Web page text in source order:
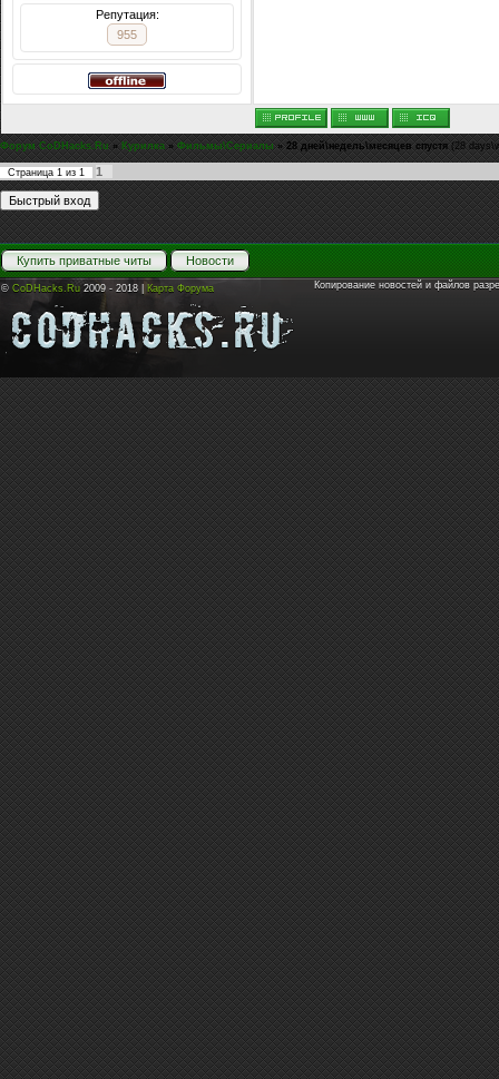
Репутация:
955
Форум CoDHacks.Ru » Курилка » Фильмы\Сериалы » 28 дней\недель\месяцев спустя (28
Страница 1 из 1 1
Купить приватные читы Новости
© CoDHacks.Ru 2009 - 2018 | Карта Форума Копирование новостей и файлов